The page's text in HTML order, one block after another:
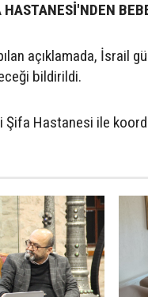
HASTANESİ'NDEN
açıklamada, İsrail
bildirildi.
Şifa Hastanesi ile